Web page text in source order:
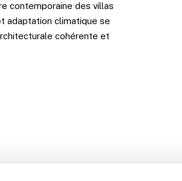
contemporaine des villas
adaptation climatique se
cohérente et